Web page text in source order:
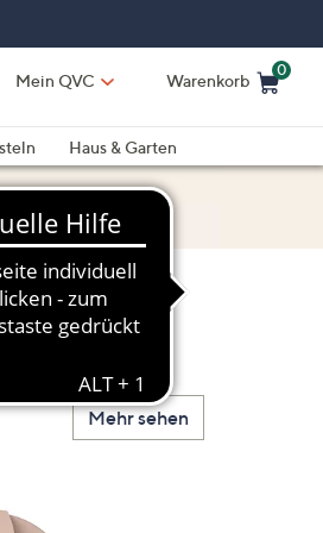
Mein QVC Warenkorb
0
Haus & Garten
Mehr sehen